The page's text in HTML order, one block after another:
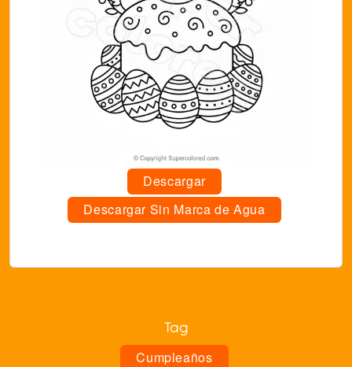
Descargar
Descargar Sin Marca de Agua
Tag
Cumpleaños